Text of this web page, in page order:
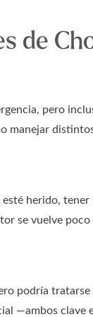
de
pero
manejar
herido,
se vuelve
podría
—ambos clave